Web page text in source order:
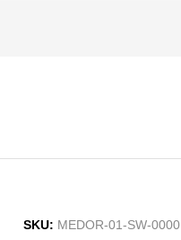
SKU: MEDOR-01-SW-0000